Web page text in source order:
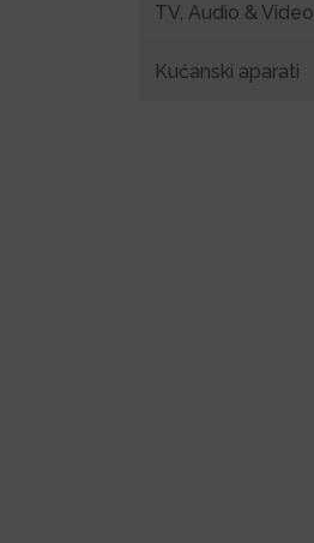
TV, Audio & Video
Kućanski aparati